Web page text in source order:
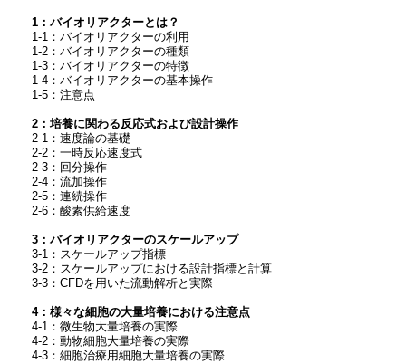
1：バイオリアクターとは？
1-1：バイオリアクターの利用
1-2：バイオリアクターの種類
1-3：バイオリアクターの特徴
1-4：バイオリアクターの基本操作
1-5：注意点
2：培養に関わる反応式および設計操作
2-1：速度論の基礎
2-2：一時反応速度式
2-3：回分操作
2-4：流加操作
2-5：連続操作
2-6：酸素供給速度
3：バイオリアクターのスケールアップ
3-1：スケールアップ指標
3-2：スケールアップにおける設計指標と計算
3-3：CFDを用いた流動解析と実際
4：様々な細胞の大量培養における注意点
4-1：微生物大量培養の実際
4-2：動物細胞大量培養の実際
4-3：細胞治療用細胞大量培養の実際